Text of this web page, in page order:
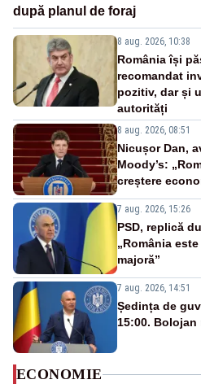
după planul de foraj
8 aug. 2026, 10:38
România își
recomandat
pozitiv, dar și
autorități
8 aug. 2026, 08:51
Nicușor Dan,
Moody’s:
creștere
7 aug. 2026, 15:26
PSD, replică
„România
majoră”
7 aug. 2026, 14:51
Ședința de
15:00.
ECONOMIE